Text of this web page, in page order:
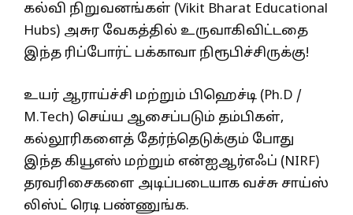
கல்வி நிறுவனங்கள் (Vikit Bharat Educational
Hubs) அசுர வேகத்தில் உருவாகிவிட்டதை
இந்த ரிப்போர்ட் பக்காவா நிரூபிச்சிருக்கு!
உயர் ஆராய்ச்சி மற்றும் பிஹெச்டி (Ph.D /
M.Tech) செய்ய ஆசைப்படும் தம்பிகள்,
கல்லூரிகளைத் தேர்ந்தெடுக்கும் போது
இந்த கியூஎஸ் மற்றும் என்ஐஆர்எஃப் (NIRF)
தரவரிசைகளை அடிப்படையாக வச்சு சாய்ஸ்
லிஸ்ட் ரெடி பண்ணுங்க.